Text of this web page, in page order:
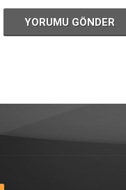
YORUMU GÖNDER